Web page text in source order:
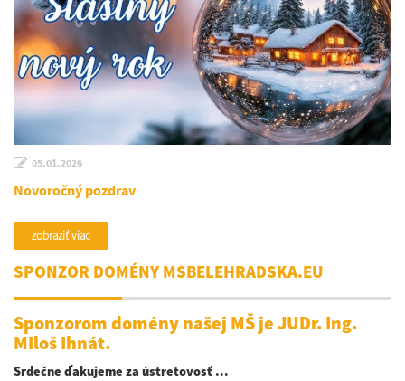
05.01.2026
Novoročný pozdrav
zobraziť viac
SPONZOR DOMÉNY MSBELEHRADSKA.EU
Sponzorom domény našej MŠ je JUDr. Ing.
MIloš Ihnát.
Srdečne ďakujeme za ústretovosť ...